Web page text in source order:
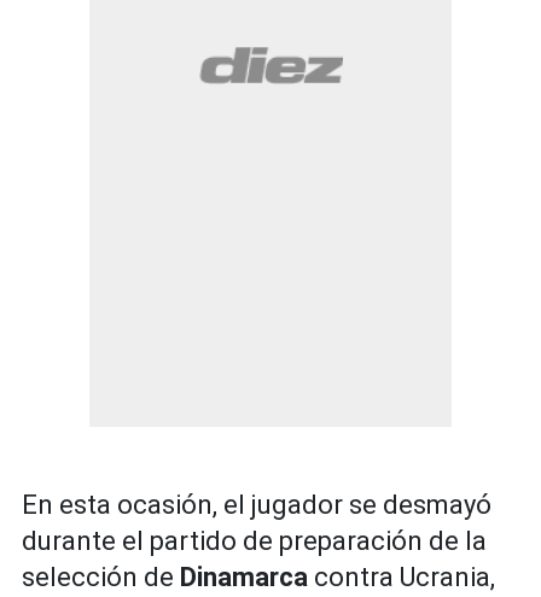
En esta ocasión, el jugador se desmayó
durante el partido de preparación de la
selección de Dinamarca contra Ucrania,